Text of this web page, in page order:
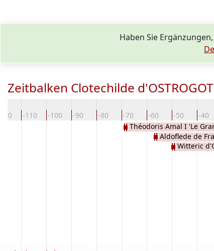
Haben Sie
Zeitbalken Clotechilde
-110 -100 -90 -80 -70 -60 -50 -40
Théodoris Amal I 'Le
d'OSTROGOTHIEAldoflede de
Witteric